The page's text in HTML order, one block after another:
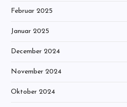
Februar 2025
Januar 2025
December 2024
November 2024
Oktober 2024